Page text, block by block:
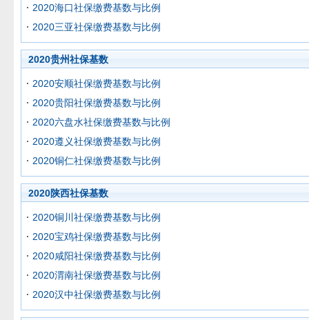
2020海口社保缴费基数与比例
2020三亚社保缴费基数与比例
2020贵州社保基数
2020安顺社保缴费基数与比例
2020贵阳社保缴费基数与比例
2020六盘水社保缴费基数与比例
2020遵义社保缴费基数与比例
2020铜仁社保缴费基数与比例
2020陕西社保基数
2020铜川社保缴费基数与比例
2020宝鸡社保缴费基数与比例
2020咸阳社保缴费基数与比例
2020渭南社保缴费基数与比例
2020汉中社保缴费基数与比例